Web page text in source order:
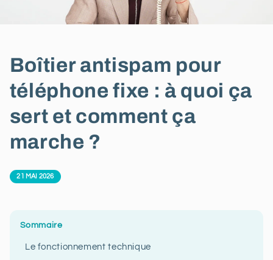
Boîtier antispam pour
téléphone fixe : à quoi ça
sert et comment ça
marche ?
21 MAI 2026
Sommaire
Le fonctionnement technique